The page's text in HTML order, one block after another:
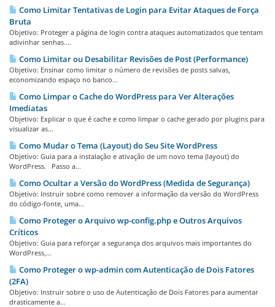
Como Limitar Tentativas de Login para Evitar Ataques de Força
Bruta
Objetivo: Proteger a página de login contra ataques automatizados que tentam
adivinhar senhas....
Como Limitar ou Desabilitar Revisões de Post (Performance)
Objetivo: Ensinar como limitar o número de revisões de posts salvas,
economizando espaço no banco...
Como Limpar o Cache do WordPress para Ver Alterações
Imediatas
Objetivo: Explicar o que é cache e como limpar o cache gerado por plugins para
visualizar as...
Como Mudar o Tema (Layout) do Seu Site WordPress
Objetivo: Guia para a instalação e ativação de um novo tema (layout) do
WordPress. Passo a...
Como Ocultar a Versão do WordPress (Medida de Segurança)
Objetivo: Instruir sobre como remover a informação da versão do WordPress
do código-fonte, uma...
Como Proteger o Arquivo wp-config.php e Outros Arquivos
Críticos
Objetivo: Guia para reforçar a segurança dos arquivos mais importantes do
WordPress,...
Como Proteger o wp-admin com Autenticação de Dois Fatores
(2FA)
Objetivo: Instruir sobre o uso de Autenticação de Dois Fatores para aumentar
drasticamente a...